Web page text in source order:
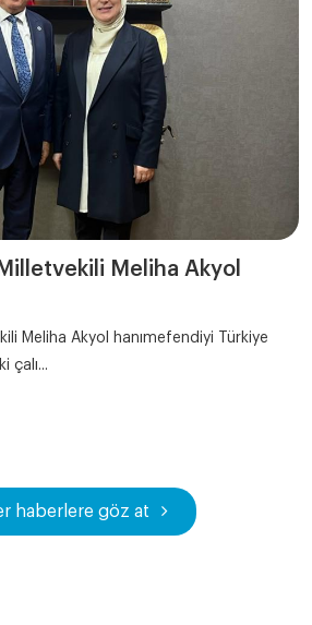
Meliha Akyol
Meliha Akyol hanımefendiyi Türkiye
çalı...
haberlere göz at